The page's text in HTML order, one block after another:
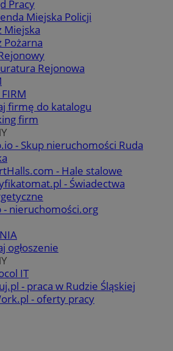
Pracy
Miejska Policji
Miejska
Pożarna
Rejonowa
firmę do katalogu
firm
- Skup nieruchomości Ruda
- Hale stalowe
- Świadectwa
- nieruchomości.org
ogłoszenie
IT
- praca w Rudzie Śląskiej
- oferty pracy